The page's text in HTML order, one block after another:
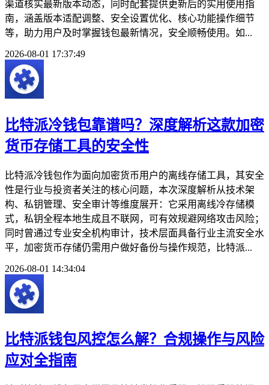
渠道核实最新版本动态，同时配套提供更新后的实用使用指
南，涵盖版本适配调整、安全设置优化、核心功能操作细节
等，助力用户及时掌握钱包最新情况，安全顺畅使用。如...
2026-08-01 17:37:49
比特派冷钱包靠谱吗？深度解析这款加密
货币存储工具的安全性
比特派冷钱包作为面向加密货币用户的离线存储工具，其安全
性是行业与投资者关注的核心问题，本次深度解析从技术架
构、私钥管理、安全审计等维度展开：它采用离线冷存储模
式，私钥全程本地生成且不联网，可有效规避网络攻击风险；
同时曾通过专业安全机构审计，技术层面具备行业主流安全水
平，加密货币存储仍需用户做好备份与操作规范，比特派...
2026-08-01 14:34:04
比特派钱包风控怎么解？合规操作与风险
应对全指南